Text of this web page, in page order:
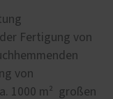
Fertigung von
von
1000 m² großen